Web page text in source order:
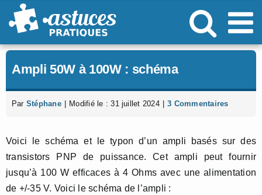
Passer
au
Ampli 50W à 100W : schéma
Par Stéphane Modifié le : 31 juillet 2024 3 Commentaires
Voici le schéma et le typon d’un ampli basés sur des
transistors PNP de puissance. Cet ampli peut fournir
jusqu’à 100 W efficaces à 4 Ohms avec une alimentation
de +/-35 V. Voici le schéma de l’ampli :